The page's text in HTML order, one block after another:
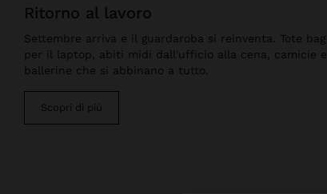
ritorno al lavoro
Settembre arriva e il guardaroba si reinventa. Tote bag
per il laptop, abiti midi dall'ufficio alla cena, camicie e
ballerine che si abbinano a tutto.
Scopri di più